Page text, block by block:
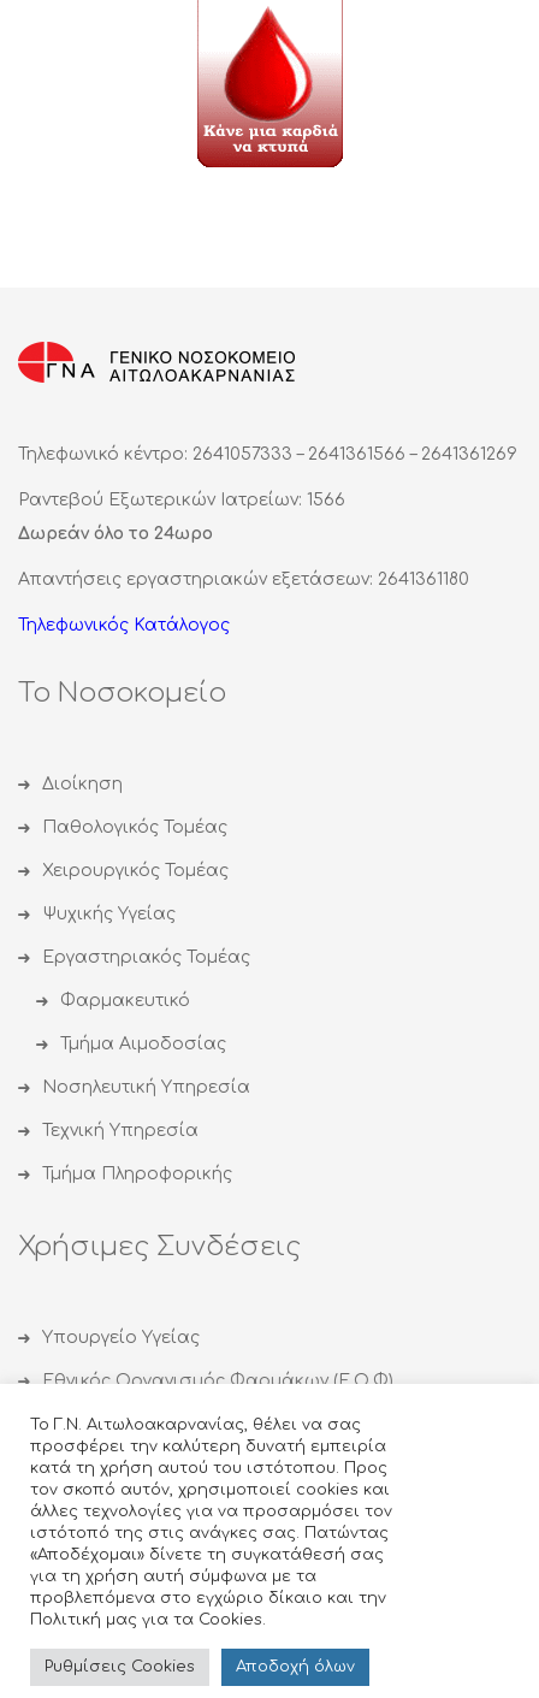
Τηλεφωνικό κέντρο: 2641057333 – 2641361566 – 2641361269
Ραντεβού Εξωτερικών Ιατρείων: 1566
Δωρεάν όλο το 24ωρο
Απαντήσεις εργαστηριακών εξετάσεων: 2641361180
Τηλεφωνικός Κατάλογος
Το Νοσοκομείο
Διοίκηση
Παθολογικός Τομέας
Χειρουργικός Τομέας
Ψυχικής Υγείας
Εργαστηριακός Τομέας
Φαρμακευτικό
Τμήμα Αιμοδοσίας
Νοσηλευτική Υπηρεσία
Τεχνική Υπηρεσία
Τμήμα Πληροφορικής
Χρήσιμες Συνδέσεις
Υπουργείο Υγείας
Εθνικός Οργανισμός Φαρμάκων (Ε.Ο.Φ)
Εθνικός Οργανισμός Δημόσιας Υγείας (ΕΟΔΥ)
Οργανισμός κατά των Ναρκωτικών (ΟΚΑΝΑ)
Ιατρικός Σύλλογος Αγρινίου
Κέντρο Θεραπείας Εξαρτημένων Ατόμων (ΚΕΘΕΑ)
Design & Developed by
- ©2018 Γενικό
Νοσοκομείο Αγρινίου
Το Γ.Ν. Αιτωλοακαρνανίας, θέλει να σας
προσφέρει την καλύτερη δυνατή εμπειρία
κατά τη χρήση αυτού του ιστότοπου. Προς
τον σκοπό αυτόν, χρησιμοποιεί cookies και
άλλες τεχνολογίες για να προσαρμόσει τον
ιστότοπό της στις ανάγκες σας. Πατώντας
«Αποδέχομαι» δίνετε τη συγκατάθεσή σας
για τη χρήση αυτή σύμφωνα με τα
προβλεπόμενα στο εγχώριο δίκαιο και την
Πολιτική μας για τα Cookies.
Ρυθμίσεις Cookies Αποδoχή όλων